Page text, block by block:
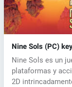
Nine Sols (PC)
Nine Sols es un
plataformas y
2D